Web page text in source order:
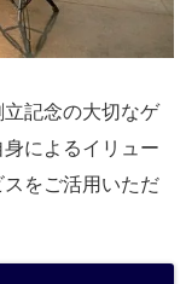
記念の大切なゲ
によるイリュー
をご活用いただ